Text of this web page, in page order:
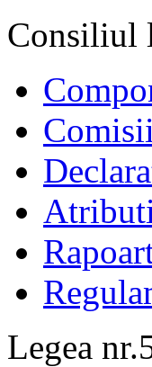
Consiliul
Legea